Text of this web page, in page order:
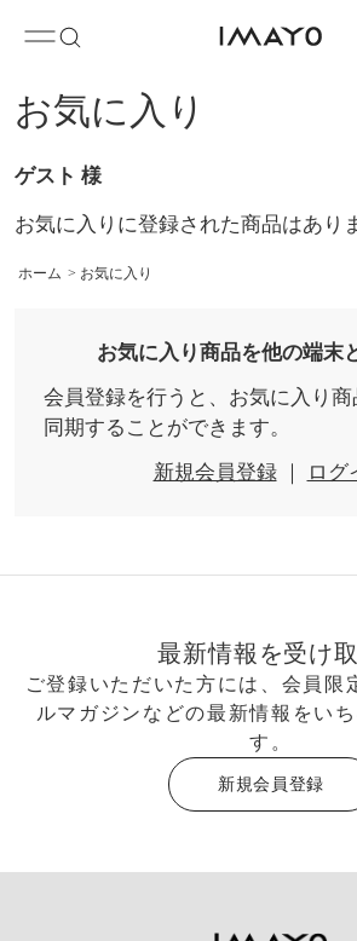
お気に入り
ゲスト 様
お気に入りに登録された商品はあり
ホーム > お気に入り
お気に入り商品を他の端末
会員登録を行うと、お気に入り商
同期することができます。
新規会員登録｜ ログ
最新情報を受け
ご登録いただいた方には、会員限
ルマガジンなどの最新情報をい
す。
新規会員登録